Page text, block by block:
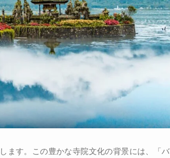
ます。この豊かな寺院文化の背景には、「バ